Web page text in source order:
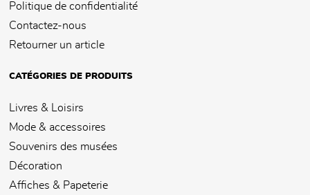
Politique de confidentialité
Contactez-nous
Retourner un article
CATÉGORIES DE PRODUITS
Livres & Loisirs
Mode & accessoires
Souvenirs des musées
Décoration
Affiches & Papeterie